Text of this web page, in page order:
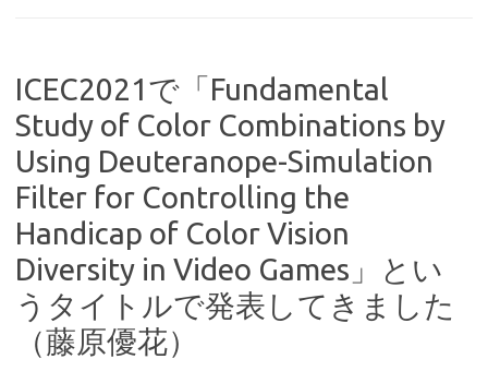
ICEC2021で「Fundamental
Study of Color Combinations by
Using Deuteranope-Simulation
Filter for Controlling the
Handicap of Color Vision
Diversity in Video Games」とい
うタイトルで発表してきました
（藤原優花）